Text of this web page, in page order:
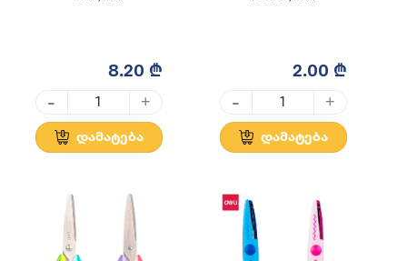
8.20 ₾
- +
დამატება
2.00 ₾
- +
დამატება